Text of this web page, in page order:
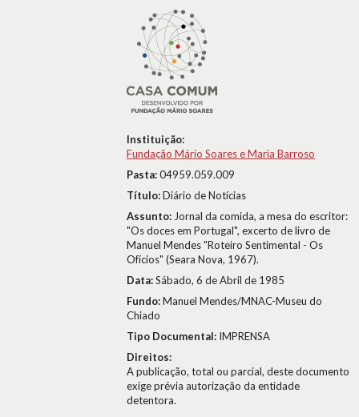
Instituição:
Fundação Mário Soares e Maria Barroso
Pasta:04959.059.009
Título:Diário de Notícias
Assunto: Jornal da comida, a mesa do escritor:
"Os doces em Portugal", excerto de livro de
Manuel Mendes "Roteiro Sentimental - Os
Ofícios" (Seara Nova, 1967).
Data:Sábado, 6 de Abril de 1985
Fundo:Manuel Mendes/MNAC-Museu do
Chiado
Tipo Documental: IMPRENSA
Direitos:
A publicação, total ou parcial, deste documento
exige prévia autorização da entidade
detentora.